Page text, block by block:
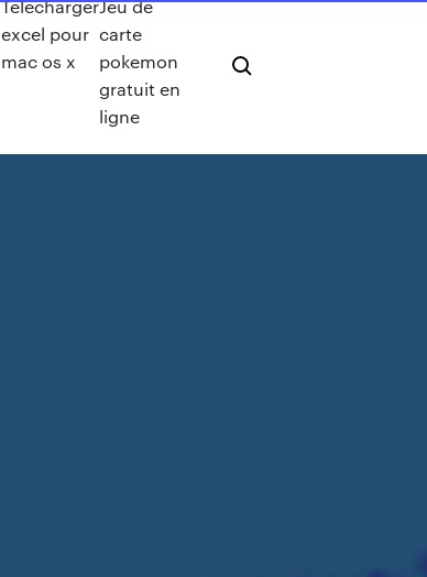
Télécharger
excel pour
mac os x
Jeu de
carte
pokemon
gratuit en
ligne